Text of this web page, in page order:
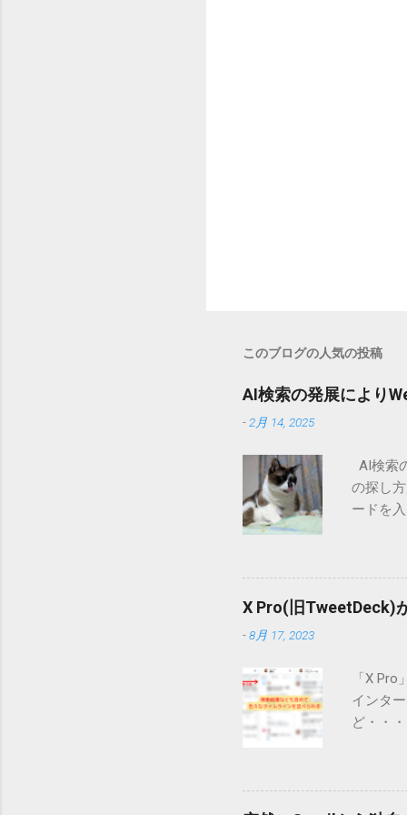
このブログの人気の投稿
AI検索の発展により
- 2月 14, 2025
AI検索
の探し
ードを
イトに
ーカル
なくて
用して
でAIが
従来の
サイト
がWeb
X Pro(旧TweetDeck)
-8月 17, 2023
「X
インタ
ど・・
先週は
は私の
に左列